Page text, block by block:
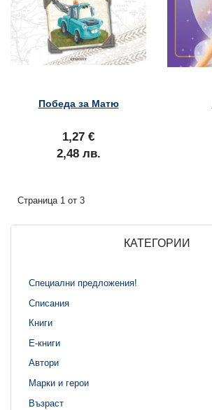
Победа за Матю
1,27 €
2,48 лв.
Страница 1 от 3
КАТЕГОРИИ
Специални предложения!
Списания
Книги
Е-книги
Автори
Марки и герои
Възраст